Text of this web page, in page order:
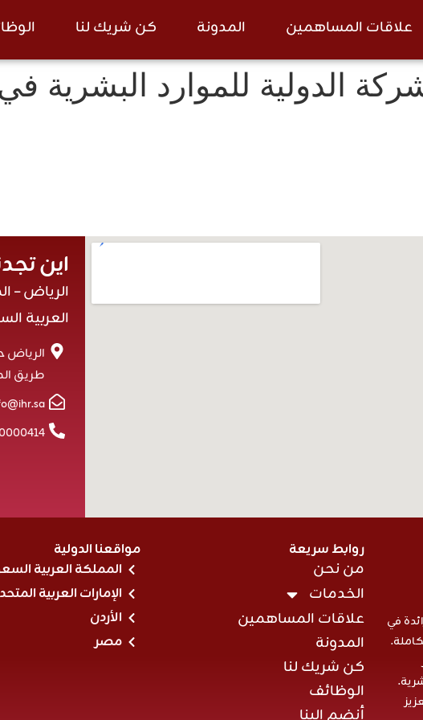
علاقات المساهمين المدونة كن شريك لنا
الدولية للموارد البشرية في
اين
الرياض –
العربية
الرياض
طريق
في
روابط سريعة
من نحن
الخدمات
علاقات المساهمين
المدونة
كن شريك لنا
الوظائف
مواقعنا الدولية
المملكة العربية
الإمارات العربية
الأردن
مصر